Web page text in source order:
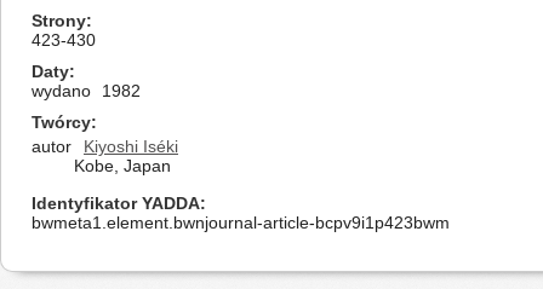
Strony
423-430
Daty
wydano
1982
Twórcy
autor
Kiyoshi Iséki
Kobe, Japan
Identyfikator YADDA
bwmeta1.element.bwnjournal-article-bcpv9i1p423bwm